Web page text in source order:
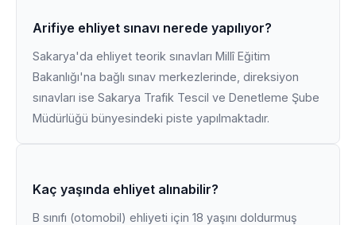
Arifiye ehliyet sınavı nerede yapılıyor?
Sakarya'da ehliyet teorik sınavları Millî Eğitim
Bakanlığı'na bağlı sınav merkezlerinde, direksiyon
sınavları ise Sakarya Trafik Tescil ve Denetleme Şube
Müdürlüğü bünyesindeki piste yapılmaktadır.
Kaç yaşında ehliyet alınabilir?
B sınıfı (otomobil) ehliyeti için 18 yaşını doldurmuş